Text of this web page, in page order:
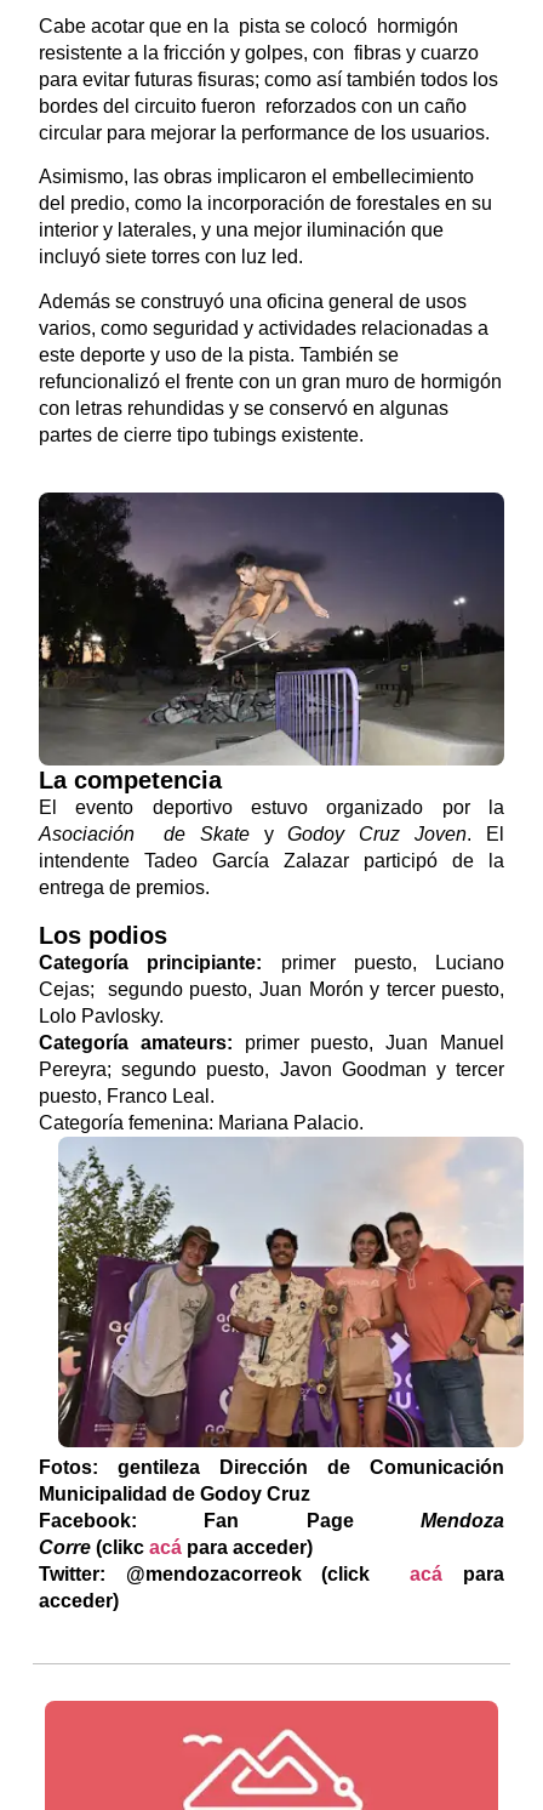
Cabe acotar que en la pista se colocó hormigón
resistente a la fricción y golpes, con fibras y cuarzo
para evitar futuras fisuras; como así también todos los
bordes del circuito fueron reforzados con un caño
circular para mejorar la performance de los usuarios.
Asimismo, las obras implicaron el embellecimiento
del predio, como la incorporación de forestales en su
interior y laterales, y una mejor iluminación que
incluyó siete torres con luz led.
Además se construyó una oficina general de usos
varios, como seguridad y actividades relacionadas a
este deporte y uso de la pista. También se
refuncionalizó el frente con un gran muro de hormigón
con letras rehundidas y se conservó en algunas
partes de cierre tipo tubings existente.
La competencia
El evento deportivo estuvo organizado por la
Asociación de SkateyGodoy Cruz Joven. El
intendente Tadeo García Zalazar participó de la
entrega de premios.
Los podios
Categoría principiante: primer puesto, Luciano
Cejas; segundo puesto, Juan Morón y tercer puesto,
Lolo Pavlosky.
Categoría amateurs: primer puesto, Juan Manuel
Pereyra; segundo puesto, Javon Goodman y tercer
puesto, Franco Leal.
Categoría femenina: Mariana Palacio.
Fotos: gentileza Dirección de Comunicación
Municipalidad de Godoy Cruz
Facebook: Fan PageMendoza
Corre(clikc acápara acceder)
Twitter: @mendozacorreok (click
acá para
acceder)